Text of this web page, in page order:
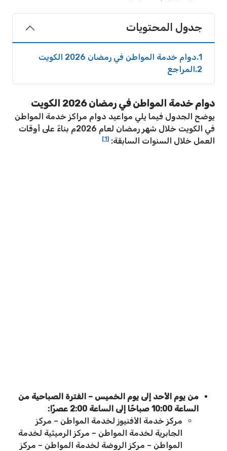
جدول المحتويات
1 دوام خدمة المواطن في رمضان 2026 الكويت
2 المراجع
دوام خدمة المواطن في رمضان 2026 الكويت
يوضح الجدول فيما يلي مواعيد دوام مراكز خدمة المواطن
في الكويت خلال شهر رمضان لعام 2026م بناءً على أوقات
العمل خلال السنوات السابقة: [1]
من يوم الأحد إلى يوم الخميس – الفترة الصباحية من
الساعة 10:00 صباحًا إلى الساعة 2:00 عصرًا:
مركز خدمة الأفنيوز لخدمة المواطن – مركز
الجابرية لخدمة المواطن – مركز الرميثية لخدمة
المواطن – مركز الروضة لخدمة المواطن – مركز